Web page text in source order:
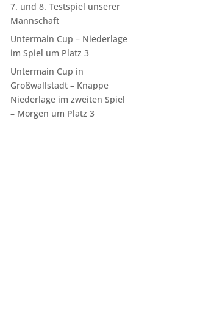
7. und 8. Testspiel unserer
Mannschaft
Untermain Cup – Niederlage
im Spiel um Platz 3
Untermain Cup in
Großwallstadt – Knappe
Niederlage im zweiten Spiel
– Morgen um Platz 3